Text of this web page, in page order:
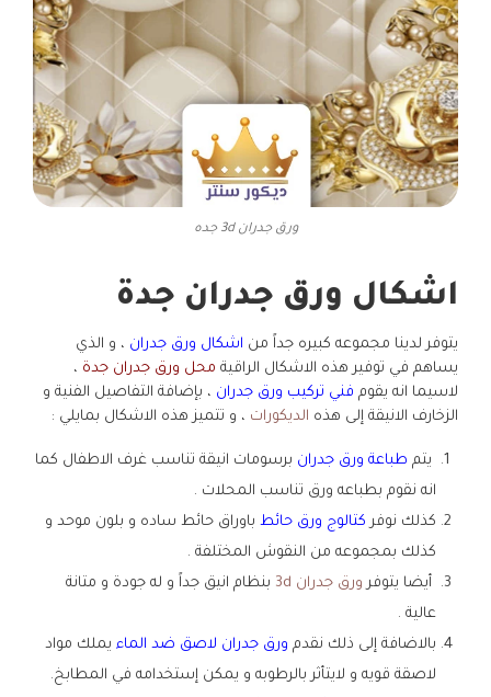
ورق جدران 3d جده
اشكال ورق جدران جدة
يتوفر لدينا مجموعه كبيره جداً من اشكال ورق جدران ، و الذي
يساهم في توفير هذه الاشكال الراقية محل ورق جدران جدة ،
لاسيما انه يقوم فني تركيب ورق جدران ، بإضافة التفاصيل الفنية و
الزخارف الانيقة إلى هذه الديكورات ، و تتميز هذه الاشكال بمايلي :
يتم طباعة ورق جدران برسومات انيقة تناسب غرف الاطفال كما
انه نقوم بطباعه ورق تناسب المحلات .
كذلك نوفركتالوج ورق حائط باوراق حائط ساده و بلون موحد و
كذلك بمجموعه من النقوش المختلفة .
أيضا يتوفر ورق جدران 3d
بنظام انيق جداً و له جودة و متانة
عالية .
بالاضافة إلى ذلك نقدم ورق جدران لاصق ضد الماء يملك مواد
لاصقة قويه و لايتأثر بالرطوبه و يمكن إستخدامه في المطابخ.